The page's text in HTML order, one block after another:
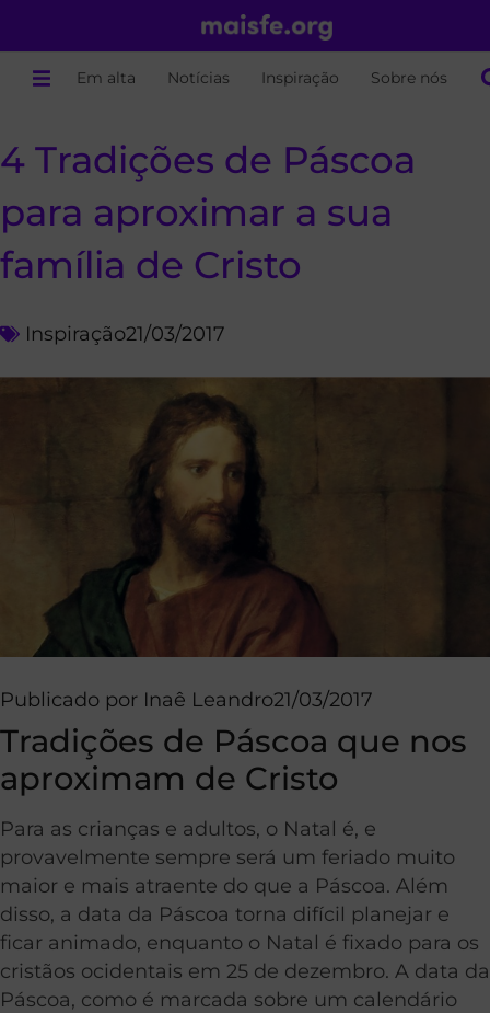
Em alta Notícias Inspiração Sobre nós
4 Tradições de Páscoa
para aproximar a sua
família de Cristo
Inspiração21/03/2017
Publicado por Inaê Leandro21/03/2017
Tradições de Páscoa que nos
aproximam de Cristo
Para as crianças e adultos, o Natal é, e
provavelmente sempre será um feriado muito
maior e mais atraente do que a Páscoa. Além
disso, a data da Páscoa torna difícil planejar e
ficar animado, enquanto o Natal é fixado para os
cristãos ocidentais em 25 de dezembro. A data da
Páscoa, como é marcada sobre um calendário